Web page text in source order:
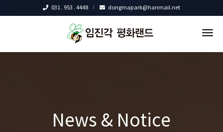
031 . 953 . 4448 dongmapark@hanmail.net
News & Notice